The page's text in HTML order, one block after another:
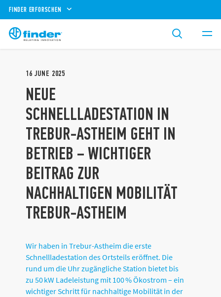
FINDER ERFORSCHEN
16 JUNE 2025
NEUE
SCHNELLLADESTATION IN
TREBUR-ASTHEIM GEHT IN
BETRIEB – WICHTIGER
BEITRAG ZUR
NACHHALTIGEN MOBILITÄT
TREBUR-ASTHEIM
Wir haben in Trebur-Astheim die erste
Schnellladestation des Ortsteils eröffnet. Die
rund um die Uhr zugängliche Station bietet bis
zu 50 kW Ladeleistung mit 100 % Ökostrom – ein
wichtiger Schritt für nachhaltige Mobilität in der